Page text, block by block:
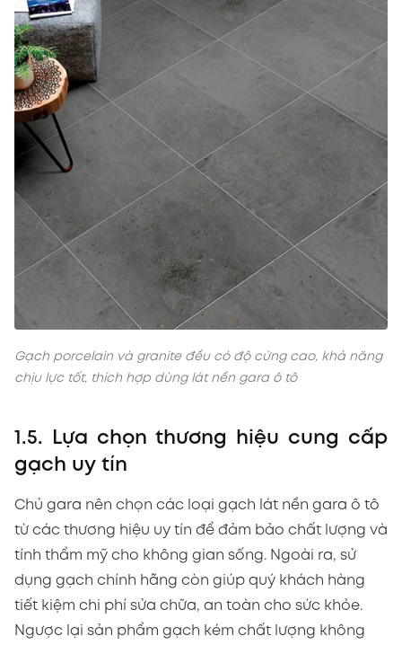
Gạch porcelain và granite đều có độ cứng cao, khả năng
chịu lực tốt, thích hợp dùng lát nền gara ô tô
1.5. Lựa chọn thương hiệu cung cấp
gạch uy tín
Chủ gara nên chọn các loại gạch lát nền gara ô tô
từ các thương hiệu uy tín để đảm bảo chất lượng và
tính thẩm mỹ cho không gian sống. Ngoài ra, sử
dụng gạch chính hãng còn giúp quý khách hàng
tiết kiệm chi phí sửa chữa, an toàn cho sức khỏe.
Ngược lại sản phẩm gạch kém chất lượng không